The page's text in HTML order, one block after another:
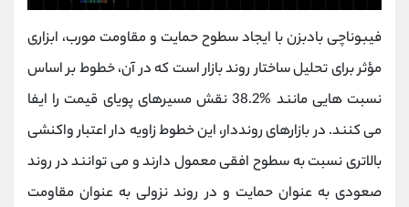
فیبوناچی بادبزن با ایجاد سطوح حمایت و مقاومت مورب، ابزاری
مؤثر برای تحلیل ساختار روند بازار است که در آن، خطوط بر اساس
نسبت ‌هایی مانند %38.2 نقش مسیرهای پویای قیمت را ایفا
می ‌کنند. در بازارهای رونددار، این خطوط زاویه ‌دار اعتبار واکنشی
بالاتری نسبت به سطوح افقی معمول دارند و می ‌توانند در روند
صعودی به عنوان حمایت و در روند نزولی به عنوان مقاومت